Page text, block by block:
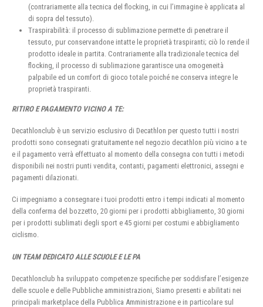
(contrariamente alla tecnica del flocking, in cui l’immagine è applicata al
di sopra del tessuto).
Traspirabilità: il processo di sublimazione permette di penetrare il
tessuto, pur conservandone intatte le proprietà traspiranti; ciò lo rende il
prodotto ideale in partita. Contrariamente alla tradizionale tecnica del
flocking, il processo di sublimazione garantisce una omogeneità
palpabile ed un comfort di gioco totale poiché ne conserva integre le
proprietà traspiranti.
RITIRO E PAGAMENTO VICINO A TE:
Decathlonclub è un servizio esclusivo di Decathlon per questo tutti i nostri
prodotti sono consegnati gratuitamente nel negozio decathlon più vicino a te
e il pagamento verrà effettuato al momento della consegna con tutti i metodi
disponibili nei nostri punti vendita, contanti, pagamenti elettronici, assegni e
pagamenti dilazionati.
Ci impegniamo a consegnare i tuoi prodotti entro i tempi indicati al momento
della conferma del bozzetto, 20 giorni per i prodotti abbigliamento, 30 giorni
per i prodotti sublimati degli sport e 45 giorni per costumi e abbigliamento
ciclismo.
UN TEAM DEDICATO ALLE SCUOLE E LE PA
Decathlonclub ha sviluppato competenze specifiche per soddisfare l’esigenze
delle scuole e delle Pubbliche amministrazioni, Siamo presenti e abilitati nei
principali marketplace della Pubblica Amministrazione e in particolare sul